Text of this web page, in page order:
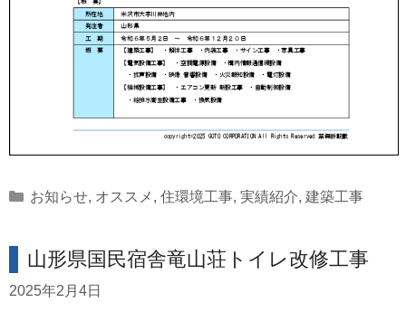
Categories
お知らせ, オススメ , 住環境工事, 実績紹介, 建築工事
山形県国民宿舎竜山荘トイレ改修工事
2025年2月4日